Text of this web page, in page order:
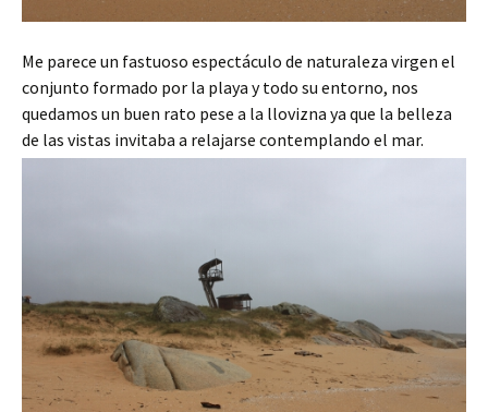
Me parece un fastuoso espectáculo de naturaleza virgen el
conjunto formado por la playa y todo su entorno, nos
quedamos un buen rato pese a la llovizna ya que la belleza
de las vistas invitaba a relajarse contemplando el mar.